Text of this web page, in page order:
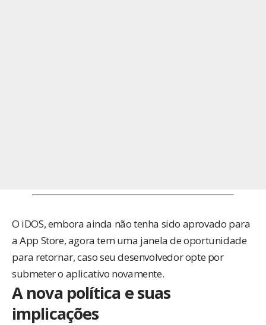
O iDOS, embora ainda não tenha sido aprovado para
a App Store, agora tem uma janela de oportunidade
para retornar, caso seu desenvolvedor opte por
submeter o aplicativo novamente.
A nova política e suas
implicações